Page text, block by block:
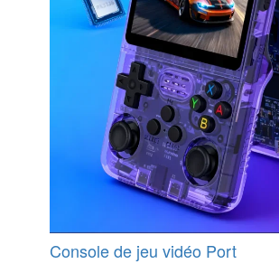
Console de jeu vidéo Port